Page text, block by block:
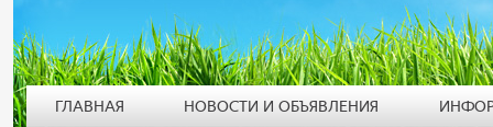
ГЛАВНАЯ НОВОСТИ И ОБЪЯВЛЕНИЯ